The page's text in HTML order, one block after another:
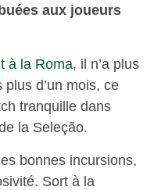
aux joueurs
à la Roma, il n’a plus
d’un mois, ce
tranquille dans
la Seleção.
bonnes incursions,
Sort à la